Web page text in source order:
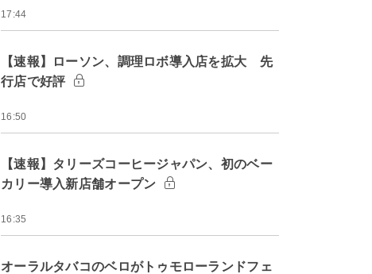
17:44
【速報】ローソン、調理ロボ導入店を拡大 先
行店で好評
16:50
【速報】タリーズコーヒージャパン、初のベー
カリー導入新店舗オープン
16:35
オーラルタバコのベロがトゥモローランドフェ